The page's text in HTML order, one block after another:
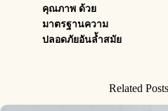
คุณภาพ ด้วย
มาตรฐานความ
ปลอดภัยอันล้ำสมัย
Related Posts